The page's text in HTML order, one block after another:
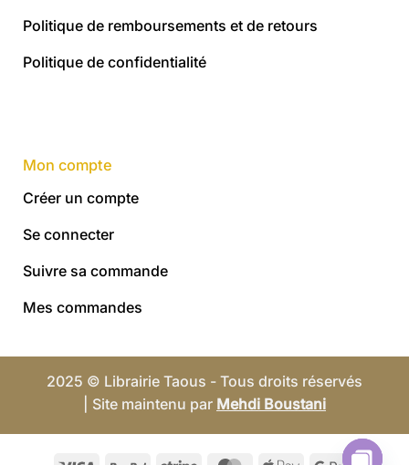
Politique de remboursements et de retours
Politique de confidentialité
Mon compte
Créer un compte
Se connecter
Suivre sa commande
Mes commandes
2025 © Librairie Taous - Tous droits réservés
| Site maintenu par Mehdi Boustani